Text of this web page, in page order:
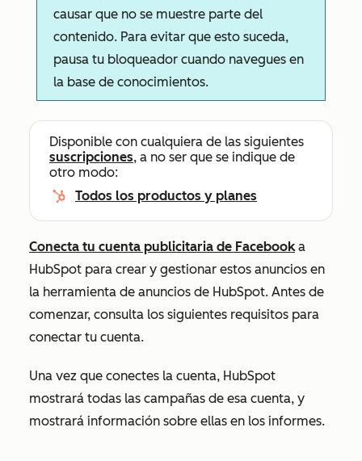
causar que no se muestre parte del
contenido. Para evitar que esto suceda,
pausa tu bloqueador cuando navegues en
la base de conocimientos.
Disponible con cualquiera de las siguientes
suscripciones, a no ser que se indique de
otro modo:
Todos los productos y planes
Conecta tu cuenta publicitaria de Facebooka
HubSpot para crear y gestionar estos anuncios en
la herramienta de anuncios de HubSpot. Antes de
comenzar, consulta los siguientes requisitos para
conectar tu cuenta.
Una vez que conectes la cuenta, HubSpot
mostrará todas las campañas de esa cuenta, y
mostrará información sobre ellas en los informes.